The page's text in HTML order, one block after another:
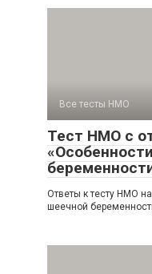
Все тесты НМО
Тест НМО с
Ответы к тесту НМО
шеечной